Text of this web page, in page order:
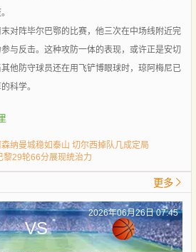
阵毕尔巴鄂的比赛，他三次在中场线附近完
与反击。这种攻防一体的表现，或许正是安切
他防守球员还在用飞铲博眼球时，琼阿梅尼已
科学。
纳曼城稳如泰山 切尔西掉队几成定局
黎29轮66分展现统治力
更多
2026年06月26日 07:45
VS